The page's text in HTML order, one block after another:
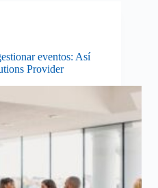
eventos: Así
Provider